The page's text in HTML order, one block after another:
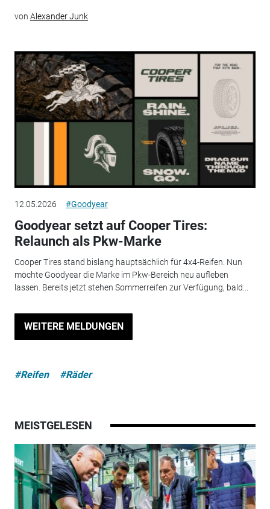
von Alexander Junk
12.05.2026 #Goodyear
Good­year setzt auf Cooper Tires:
Relaunch als Pkw-Marke
Cooper Tires stand bislang hauptsächlich für 4x4-Reifen. Nun
möchte Good­year die Marke im Pkw-Bereich neu aufleben
lassen. Bereits jetzt stehen Sommerreifen zur Verfügung, bald...
WEITERE MELDUNGEN
#Reifen #Räder
MEISTGELESEN